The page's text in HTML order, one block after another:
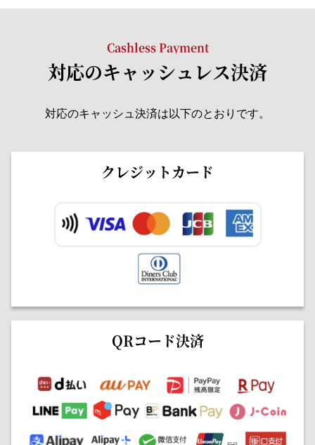
Cashless Payment
対応のキャッシュレス決済
対応のキャッシュ決済は以下のとおりです。
クレジットカード
QRコード決済